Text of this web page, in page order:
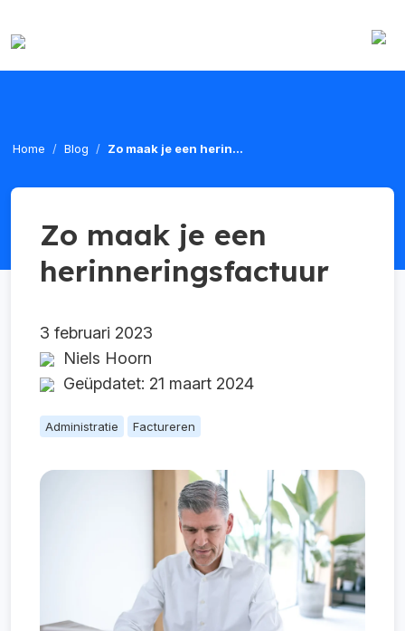
Home Blog Zo maak je een herin...
Zo maak je een
herinneringsfactuur
3 februari 2023
Niels Hoorn
Geüpdatet: 21 maart 2024
Administratie Factureren